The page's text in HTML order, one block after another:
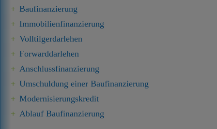
Baufinanzierung
Immobilien­finanzierung
Volltilgerdarlehen
Forward­darlehen
Anschluss­finanzierung
Umschuldung einer Baufinanzierung
Modernisierungskredit
Ablauf Baufinanzierung